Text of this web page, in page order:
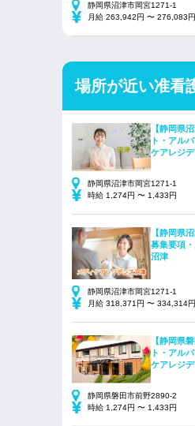
静岡県沼津市岡宮1271-1
月給 263,942円 〜 276,083円
場所が近い准看
【静岡県
ト・アル
ケアレジ
静岡県沼津市岡宮1271-1
時給 1,274円 〜 1,433円
【静岡県
募集要項
沼津
静岡県沼津市岡宮1271-1
月給 318,371円 〜 334,314円
【静岡県
ト・アル
ケアレジ
静岡県磐田市前野2890-2
時給 1,274円 〜 1,433円